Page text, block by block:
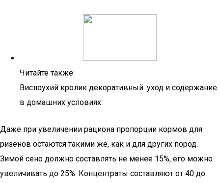
Читайте также:
Вислоухий кролик декоративный: уход и содержание
в домашних условиях
Даже при увеличении рациона пропорции кормов для
ризенов остаются такими же, как и для других пород.
Зимой сено должно составлять не менее 15%, его можно
увеличивать до 25%. Концентраты составляют от 40 до